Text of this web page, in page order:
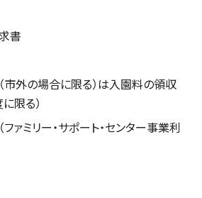
書
市外の場合に限る）は入園料の領収
限る）
ァミリー・サポート・センター事業利